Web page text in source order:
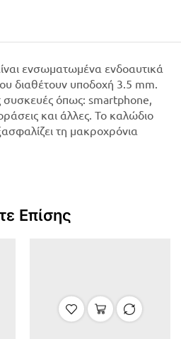
ενσωματωμένα ενδοαυτικά
διαθέτουν υποδοχή 3.5 mm.
συσκευές όπως: smartphone,
και άλλες. Το καλώδιο
τη μακροχρόνια
Επίσης